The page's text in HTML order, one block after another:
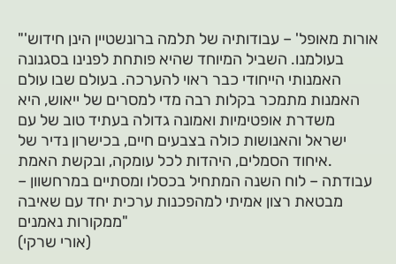
"'אורות מאופל' – עבודותיה של תלמה ברונשטיין הינן חידוש
בעולמנו. השביל המיוחד שהיא פותחת לפנינו בסגנונה
האמנותי הייחודי כבר ראוי להערכה. בעולם שבו עולם
האמנות מתמכר בקלות רבה מדי למסרים של ייאוש, היא
משדרת אופטימיות ואמונה גדולה בעתיד טוב של עם
ישראל והאנושות כולה בצבעים חיים, בכישרון נדיר של
איחוד הסמלים, היהדות לכל עומקה, ובקשת האמת.
עבודתה – לוח השנה המתחיל בכסלו ומסתיים במרחשוון –
מבטאת רצון אמיתי למהפכנות ערכית יחד עם שאיבה
ממקורות נאמנים"
(אורי שרקי)